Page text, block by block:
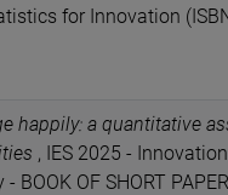
for Innovation
happily: a quantitative
, IES 2025 -
OF SHORT